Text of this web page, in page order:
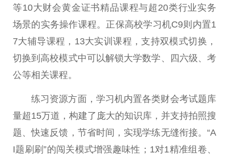
等10大财会黄金证书精品课程与超20类行业实务
场景的实务操作课程。正保高校学习机C9则内置1
7大辅导课程，13大实训课程，支持双模式切换，
切换到高校模式中可以解锁大学数学、四六级、考
公等相关课程。
练习资源方面，学习机内置各类财会考试题库
量超15万道，构建了庞大的知识库，并支持拍照搜
题、快速反馈，节省时间，实现学练无缝衔接。“A
I题刷刷”的闯关模式增强趣味性；1对1精准组卷、